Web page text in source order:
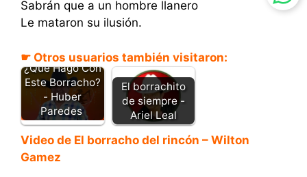
Sabrán que a un hombre llanero
Le mataron su ilusión.
☛ Otros usuarios también visitaron:
¿Qué Hago Con
Este Borracho?
- Huber
Paredes
El borrachito
de siempre -
Ariel Leal
Video de El borracho del rincón – Wilton
Gamez